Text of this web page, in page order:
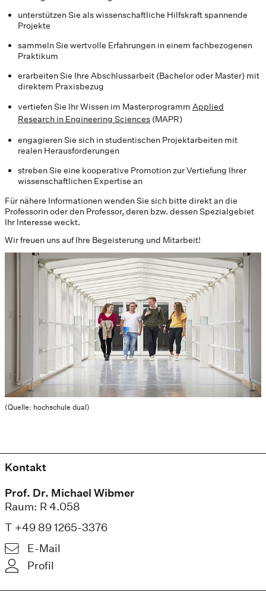
(Quelle: hochschule dual)
unterstützen Sie als wissenschaftliche Hilfskraft spannende
Projekte
sammeln Sie wertvolle Erfahrungen in einem fachbezogenen
Praktikum
erarbeiten Sie Ihre Abschlussarbeit (Bachelor oder Master) mit
direktem Praxisbezug
vertiefen Sie Ihr Wissen im Masterprogramm Applied
Research in Engineering Sciences (MAPR)
engagieren Sie sich in studentischen Projektarbeiten mit
realen Herausforderungen
streben Sie eine kooperative Promotion zur Vertiefung Ihrer
wissenschaftlichen Expertise an
Für nähere Informationen wenden Sie sich bitte direkt an die
Professorin oder den Professor, deren bzw. dessen Spezialgebiet
Ihr Interesse weckt.
Wir freuen uns auf Ihre Begeisterung und Mitarbeit!
Kontakt
Prof. Dr. Michael Wibmer
Raum: R 4.058
T +49 89 1265-3376
E-Mail
Profil